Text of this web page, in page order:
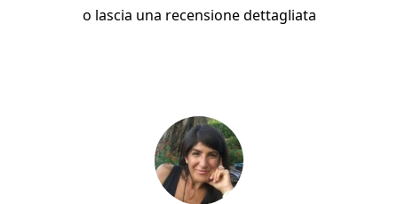
o lascia una recensione dettagliata